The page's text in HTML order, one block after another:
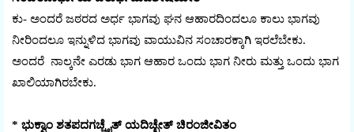
ಕು- ಅಂದರೆ ಜಠರದ ಅರ್ಧ ಭಾಗವು ಘನ ಆಹಾರದಿಂದಲೂ ಕಾಲು ಭಾಗವು
ನೀರಿಂದಲೂ ಇನ್ನುಳಿದ ಭಾಗವು ವಾಯುವಿನ ಸಂಚಾರಕ್ಕಾಗಿ ಇರಲೆಬೇಕು.
ಅಂದರೆ ನಾಲ್ಕನೇ ಎರಡು ಭಾಗ ಆಹಾರ ಒಂದು ಭಾಗ ನೀರು ಮತ್ತು ಒಂದು ಭಾಗ
ಖಾಲಿಯಾಗಿರಬೇಕು.
* ಭುಕ್ವಾಂ ಶತಪದಗಚ್ಚೈತ್ ಯದಿಚ್ಛೇತ್ ಚಿರಂಜೀವಿತಂ